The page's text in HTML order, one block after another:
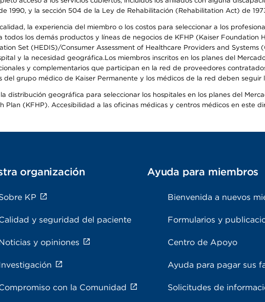
1990, y la sección 504 de la Ley de Rehabilitación (Rehabilitation Act) de
la experiencia del miembro o los costos para seleccionar a los
los demás productos y líneas de negocios de KFHP (Kaiser Foundation
Set (HEDIS)/Consumer Assessment of Healthcare Providers and Systems
y la necesidad geográfica.Los miembros inscritos en los planes del
y complementarios que participan en la red de proveedores
grupo médico de Kaiser Permanente y los médicos de la red deben
distribución geográfica para seleccionar los hospitales en los planes del
(KFHP). Accesibilidad a las oficinas médicas y centros médicos en este
organización
KP
y seguridad del paciente
y opiniones
con la Comunidad
Ayuda para miembros
Bienvenida a nuevos
Formularios y
Centro de Apoyo
Ayuda para pagar sus
Solicitudes de